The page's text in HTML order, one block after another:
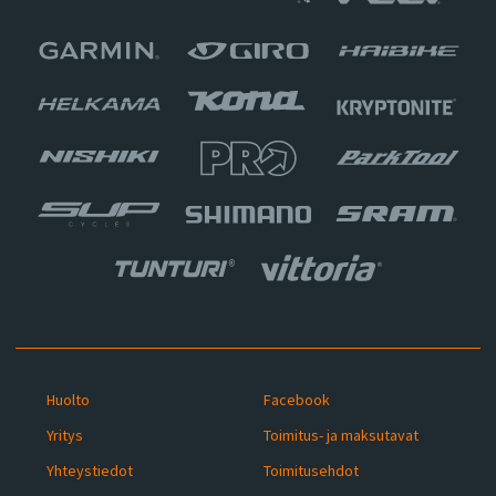
Huolto
Yritys
Yhteystiedot
Facebook
Toimitus- ja maksutavat
Toimitusehdot